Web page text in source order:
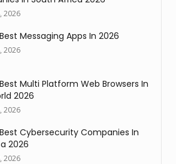
2026
Messaging Apps In 2026
2026
Multi Platform Web Browsers In
2026
2026
Cybersecurity Companies In
2026
2026